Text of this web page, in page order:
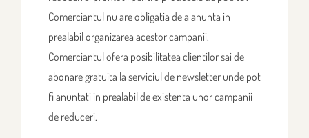
Comerciantul nu are obligatia de a anunta in
prealabil organizarea acestor campanii.
Comerciantul ofera posibilitatea clientilor sai de
abonare gratuita la serviciul de newsletter unde pot
fi anuntati in prealabil de existenta unor campanii
de reduceri.